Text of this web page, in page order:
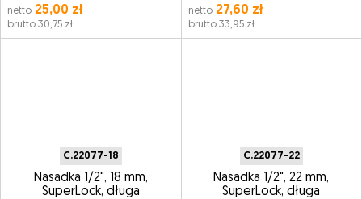
netto 25,00 zł
brutto 30,75 zł
netto27,60 zł
brutto 33,95 zł
C.22077-18
Nasadka 1/2", 18 mm,
SuperLock, długa
C.22077-22
Nasadka 1/2", 22 mm,
SuperLock, długa